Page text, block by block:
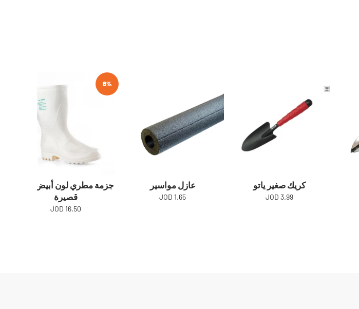
كريك صغير ياتو
3.99 JOD
عازل مواسير
1.65 JOD
8%
جزمة مطري لون أبيض رقبة
قصيرة
16.50 JOD